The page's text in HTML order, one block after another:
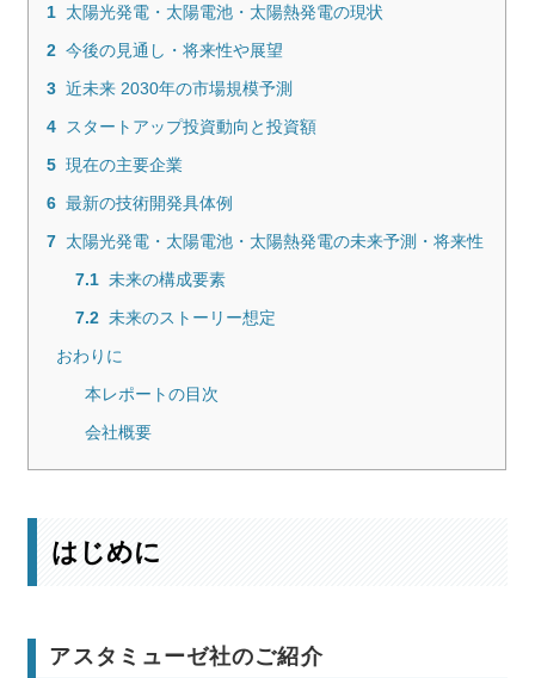
1 太陽光発電・太陽電池・太陽熱発電の現状
2 今後の見通し・将来性や展望
3 近未来 2030年の市場規模予測
4
スタートアップ投資動向と投資額
5 現在の主要企業
6 最新の技術開発具体例
7 太陽光発電・太陽電池・太陽熱発電の未来予測・将来性
7.1 未来の構成要素
7.2 未来のストーリー想定
おわりに
本レポートの目次
会社概要
はじめに
アスタミューゼ社のご紹介